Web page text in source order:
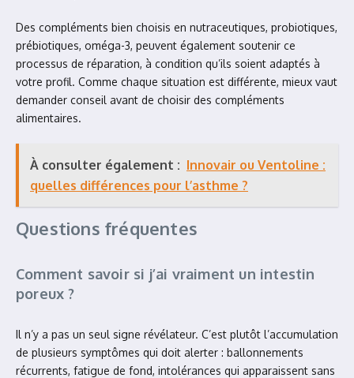
Des compléments bien choisis en nutraceutiques, probiotiques,
prébiotiques, oméga-3, peuvent également soutenir ce
processus de réparation, à condition qu’ils soient adaptés à
votre profil. Comme chaque situation est différente, mieux vaut
demander conseil avant de choisir des compléments
alimentaires.
À consulter également : Innovair ou Ventoline :
quelles différences pour l’asthme ?
Questions fréquentes
Comment savoir si j’ai vraiment un intestin
poreux ?
Il n’y a pas un seul signe révélateur. C’est plutôt l’accumulation
de plusieurs symptômes qui doit alerter : ballonnements
récurrents, fatigue de fond, intolérances qui apparaissent sans